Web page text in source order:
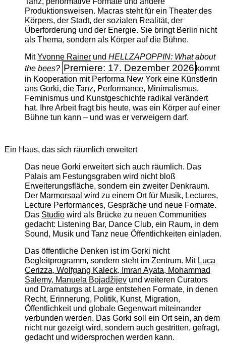
Produktionsweisen. Macras steht für ein Theater des
Körpers, der Stadt, der sozialen Realität, der
Überforderung und der Energie. Sie bringt Berlin nicht
als Thema, sondern als Körper auf die Bühne.
MitYvonne Rainerund HELLZAPOPPIN: What about
the bees? Premiere: 17. Dezember 2026 kommt
in Kooperation mit Performa New York eine Künstlerin
ans Gorki, die Tanz, Performance, Minimalismus,
Feminismus und Kunstgeschichte radikal verändert
hat. Ihre Arbeit fragt bis heute, was ein Körper auf einer
Bühne tun kann – und was er verweigern darf.
Ein Haus, das sich räumlich erweitert
Das neue Gorki erweitert sich auch räumlich. Das
Palais am Festungsgraben wird nicht bloß
Erweiterungsfläche, sondern ein zweiter Denkraum.
Der Marmorsaal wird zu einem Ort für Musik, Lectures,
Lecture Performances, Gespräche und neue Formate.
Das Studiowird als Brücke zu neuen Communities
gedacht: Listening Bar, Dance Club, ein Raum, in dem
Sound, Musik und Tanz neue Öffentlichkeiten einladen.
Das öffentliche Denken ist im Gorki nicht
Begleitprogramm, sondern steht im Zentrum. Mit Luca
Cerizza, Wolfgang Kaleck, Imran Ayata, Mohammad
Salemy, Manuela Bojadžijevund weiteren Curators
und Dramaturgs at Large entstehen Formate, in denen
Recht, Erinnerung, Politik, Kunst, Migration,
Öffentlichkeit und globale Gegenwart miteinander
verbunden werden. Das Gorki soll ein Ort sein, an dem
nicht nur gezeigt wird, sondern auch gestritten, gefragt,
gedacht und widersprochen werden kann.